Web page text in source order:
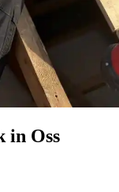
in Oss